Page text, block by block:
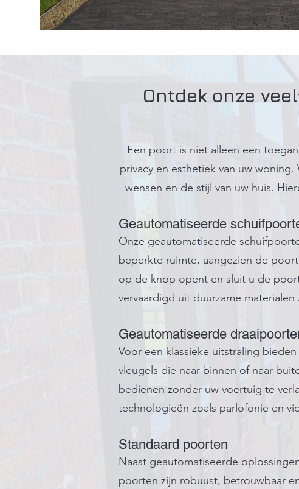
Ontdek onze
Een poort is niet alleen een
privacy en esthetiek van uw
wensen en de stijl van uw huis.
Geautomatiseerde
Onze geautomatiseerde
beperkte ruimte, aangezien de
op de knop opent en sluit u de
vervaardigd uit duurzame
Geautomatiseerde
Voor een klassieke uitstraling
vleugels die naar binnen of naar
bedienen zonder uw voertuig te
technologieën zoals parlofonie en
Standaard poorten
Naast geautomatiseerde
poorten zijn robuust, betrouwbaar